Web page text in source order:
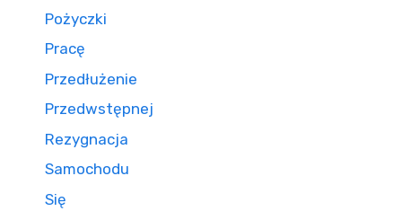
Pożyczki
Pracę
Przedłużenie
Przedwstępnej
Rezygnacja
Samochodu
Się